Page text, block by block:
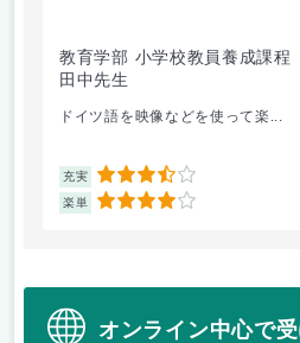
教育学部 小学校教員養成課程
田中先生
ドイツ語を映像などを使って楽...
充実 3.5
楽単 4
オンライン中心で